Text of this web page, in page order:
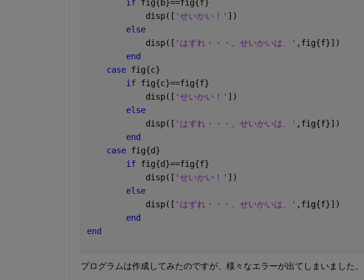
if fig{b}==fig{f}
            disp([
'せいかい！' ])
else
            disp([
'はずれ・・・。せいかいは、' ,fig{f}])
end
case fig{c}
if fig{c}==fig{f}
            disp([
'せいかい！' ])
else
            disp([
'はずれ・・・。せいかいは、' ,fig{f}])
end
case fig{d}
if fig{d}==fig{f}
            disp([
'せいかい！' ])
else
            disp([
'はずれ・・・。せいかいは、' ,fig{f}])
end
end
プログラムは作成してみたのですが、様々なエラーが出てしまいました。